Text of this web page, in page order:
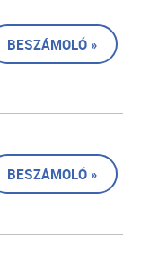
BESZÁMOLÓ »
BESZÁMOLÓ »